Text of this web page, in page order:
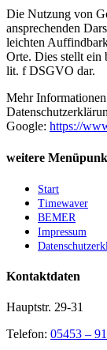
Die Nutzung von
ansprechenden
leichten
Orte. Dies stellt ein
lit. f DSGVO dar.
Mehr
Google: https://
weitere
Start
Timewaver
BEMER
Impressum
Kontaktdaten
Hauptstr. 29-31
Telefon: 05453 –